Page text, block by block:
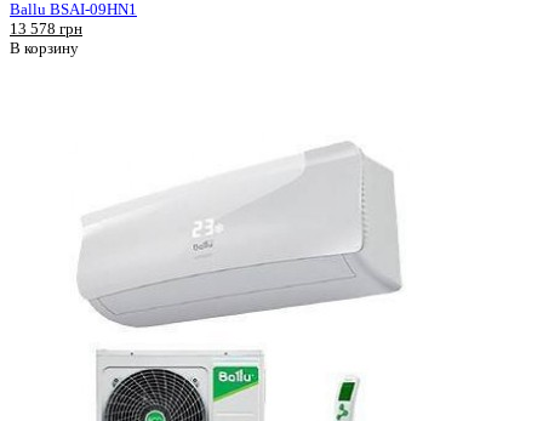
Ballu BSAI-09HN1
13 578 грн
В корзину